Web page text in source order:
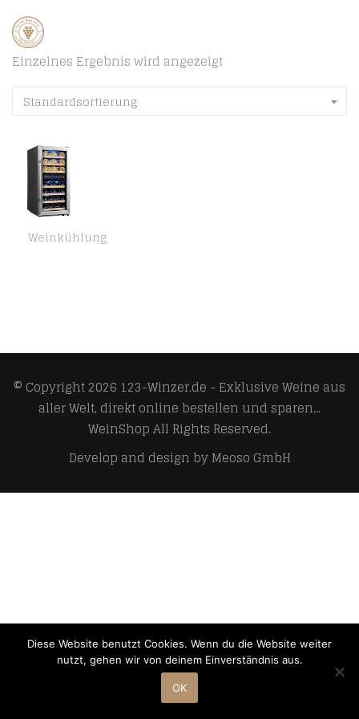
Einzelnes Ergebnis wird angezeigt
Standardsortierung
Weinkühlung
© Copyright 2026 123-Winzer.de - Exklusive Weine aus
aller Welt, direkt online bestellen und sparen...
WeinShopAll Rights Reserved.
Develop and design byMeoso GmbH
Diese Website benutzt Cookies. Wenn du die Website weiter
nutzt, gehen wir von deinem Einverständnis aus.
OK